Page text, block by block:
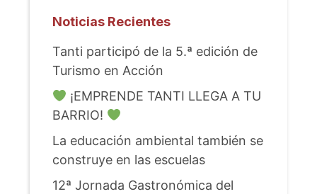
Noticias Recientes
Tanti participó de la 5.ª edición de
Turismo en Acción
¡EMPRENDE TANTI LLEGA A TU
BARRIO!
La educación ambiental también se
construye en las escuelas
12ª Jornada Gastronómica del